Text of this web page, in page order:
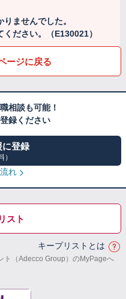
ませんでした。
ださい。（E130021）
ージに戻る
相談も可能！
録ください
に登録
）
れ
スト
キープリストとは
ト（Adecco Group）のMyPageへ